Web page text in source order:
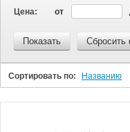
Цена: от
Показать Сбросить
Сортировать по: Названию